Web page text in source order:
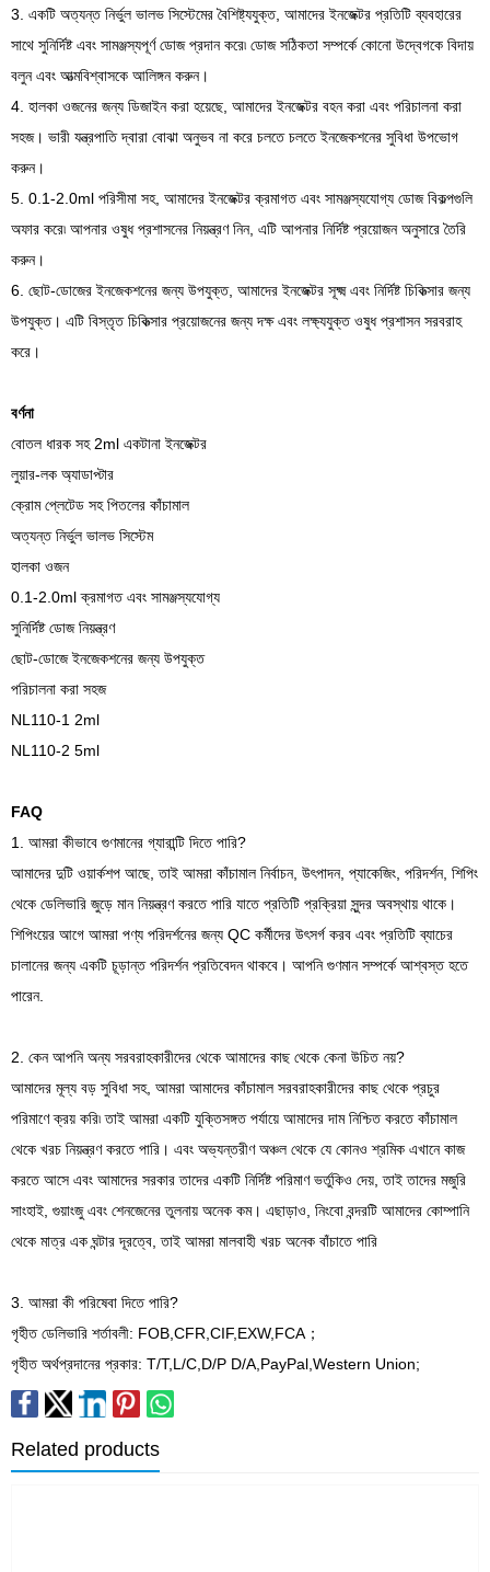
3. একটি অত্যন্ত নির্ভুল ভালভ সিস্টেমের বৈশিষ্ট্যযুক্ত, আমাদের ইনজেক্টর প্রতিটি ব্যবহারের
সাথে সুনির্দিষ্ট এবং সামঞ্জস্যপূর্ণ ডোজ প্রদান করে৷ ডোজ সঠিকতা সম্পর্কে কোনো উদ্বেগকে বিদায়
বলুন এবং আত্মবিশ্বাসকে আলিঙ্গন করুন।
4. হালকা ওজনের জন্য ডিজাইন করা হয়েছে, আমাদের ইনজেক্টর বহন করা এবং পরিচালনা করা
সহজ। ভারী যন্ত্রপাতি দ্বারা বোঝা অনুভব না করে চলতে চলতে ইনজেকশনের সুবিধা উপভোগ
করুন।
5. 0.1-2.0ml পরিসীমা সহ, আমাদের ইনজেক্টর ক্রমাগত এবং সামঞ্জস্যযোগ্য ডোজ বিকল্পগুলি
অফার করে৷ আপনার ওষুধ প্রশাসনের নিয়ন্ত্রণ নিন, এটি আপনার নির্দিষ্ট প্রয়োজন অনুসারে তৈরি
করুন।
6. ছোট-ডোজের ইনজেকশনের জন্য উপযুক্ত, আমাদের ইনজেক্টর সূক্ষ্ম এবং নির্দিষ্ট চিকিত্সার জন্য
উপযুক্ত। এটি বিস্তৃত চিকিত্সার প্রয়োজনের জন্য দক্ষ এবং লক্ষ্যযুক্ত ওষুধ প্রশাসন সরবরাহ
করে।
বর্ণনা
বোতল ধারক সহ 2ml একটানা ইনজেক্টর
লুয়ার-লক অ্যাডাপ্টার
ক্রোম প্লেটেড সহ পিতলের কাঁচামাল
অত্যন্ত নির্ভুল ভালভ সিস্টেম
হালকা ওজন
0.1-2.0ml ক্রমাগত এবং সামঞ্জস্যযোগ্য
সুনির্দিষ্ট ডোজ নিয়ন্ত্রণ
ছোট-ডোজে ইনজেকশনের জন্য উপযুক্ত
পরিচালনা করা সহজ
NL110-1 2ml
NL110-2 5ml
FAQ
1. আমরা কীভাবে গুণমানের গ্যারান্টি দিতে পারি?
আমাদের দুটি ওয়ার্কশপ আছে, তাই আমরা কাঁচামাল নির্বাচন, উৎপাদন, প্যাকেজিং, পরিদর্শন, শিপিং
থেকে ডেলিভারি জুড়ে মান নিয়ন্ত্রণ করতে পারি যাতে প্রতিটি প্রক্রিয়া সুন্দর অবস্থায় থাকে।
শিপিংয়ের আগে আমরা পণ্য পরিদর্শনের জন্য QC কর্মীদের উৎসর্গ করব এবং প্রতিটি ব্যাচের
চালানের জন্য একটি চূড়ান্ত পরিদর্শন প্রতিবেদন থাকবে। আপনি গুণমান সম্পর্কে আশ্বস্ত হতে
পারেন.
2. কেন আপনি অন্য সরবরাহকারীদের থেকে আমাদের কাছ থেকে কেনা উচিত নয়?
আমাদের মূল্য বড় সুবিধা সহ, আমরা আমাদের কাঁচামাল সরবরাহকারীদের কাছ থেকে প্রচুর
পরিমাণে ক্রয় করি৷ তাই আমরা একটি যুক্তিসঙ্গত পর্যায়ে আমাদের দাম নিশ্চিত করতে কাঁচামাল
থেকে খরচ নিয়ন্ত্রণ করতে পারি। এবং অভ্যন্তরীণ অঞ্চল থেকে যে কোনও শ্রমিক এখানে কাজ
করতে আসে এবং আমাদের সরকার তাদের একটি নির্দিষ্ট পরিমাণ ভর্তুকিও দেয়, তাই তাদের মজুরি
সাংহাই, গুয়াংজু এবং শেনজেনের তুলনায় অনেক কম। এছাড়াও, নিংবো বন্দরটি আমাদের কোম্পানি
থেকে মাত্র এক ঘন্টার দূরত্বে, তাই আমরা মালবাহী খরচ অনেক বাঁচাতে পারি
3. আমরা কী পরিষেবা দিতে পারি?
গৃহীত ডেলিভারি শর্তাবলী: FOB,CFR,CIF,EXW,FCA；
গৃহীত অর্থপ্রদানের প্রকার: T/T,L/C,D/P D/A,PayPal,Western Union;
Related products